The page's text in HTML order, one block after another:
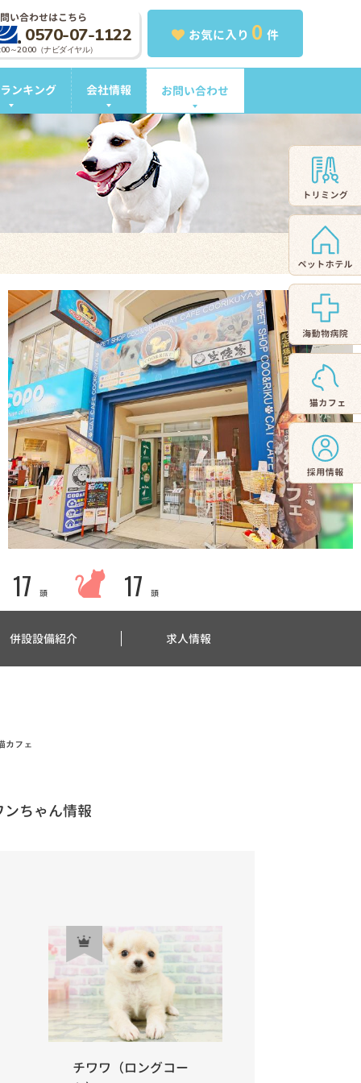
お気に入り 0 件
い合わせはこちら
0570-07-1122
～20:00（ナビダイヤル）
ンキング 会社情報 お問い合わせ
17 頭 17 頭
併設設備紹介 求人情報
ちゃん情報
チワワ（ロングコー